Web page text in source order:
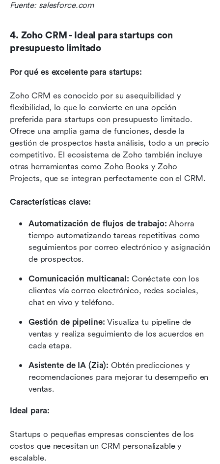
Fuente: salesforce.com
4. Zoho CRM - Ideal para startups con
presupuesto limitado
Por qué es excelente para startups:
Zoho CRM es conocido por su asequibilidad y
flexibilidad, lo que lo convierte en una opción
preferida para startups con presupuesto limitado.
Ofrece una amplia gama de funciones, desde la
gestión de prospectos hasta análisis, todo a un precio
competitivo. El ecosistema de Zoho también incluye
otras herramientas como Zoho Books y Zoho
Projects, que se integran perfectamente con el CRM.
Características clave:
Automatización de flujos de trabajo: Ahorra
tiempo automatizando tareas repetitivas como
seguimientos por correo electrónico y asignación
de prospectos.
Comunicación multicanal: Conéctate con los
clientes vía correo electrónico, redes sociales,
chat en vivo y teléfono.
Gestión de pipeline: Visualiza tu pipeline de
ventas y realiza seguimiento de los acuerdos en
cada etapa.
Asistente de IA (Zia): Obtén predicciones y
recomendaciones para mejorar tu desempeño en
ventas.
Ideal para:
Startups o pequeñas empresas conscientes de los
costos que necesitan un CRM personalizable y
escalable.